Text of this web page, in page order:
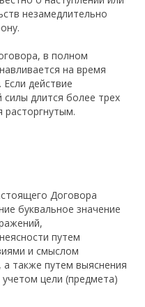
незамедлительно
в полном
на время
действие
длится более трех
расторгнутым.
Договора
буквальное значение
путем
и смыслом
также путем выяснения
цели (предмета)